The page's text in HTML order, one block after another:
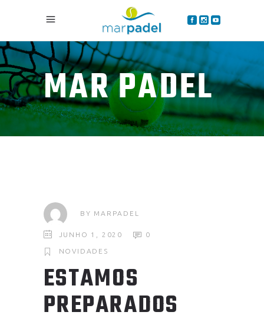
MAR PADEL
BY MARPADEL
JUNHO 1, 2020 0
NOVIDADES
ESTAMOS
PREPARADOS